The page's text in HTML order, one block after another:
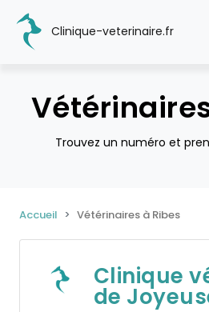
Clinique-veterinaire.fr
Trouvez un numéro et
Accueil Vétérinaires à Ribes
Clinique
de